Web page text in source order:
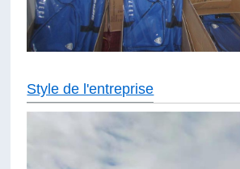
Style de l'entreprise